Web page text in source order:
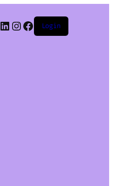
LinkedIn
Instagram
Facebook
Login